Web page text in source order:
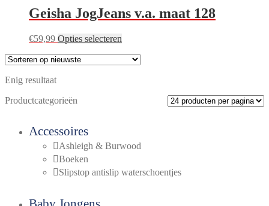
Geisha JogJeans v.a. maat 128
€59,99 Opties selecteren
heeft
op
productpagina
Enig resultaat
Productcategorieën
Accessoires
Ashleigh & Burwood
Boeken
Slipstop antislip waterschoentjes